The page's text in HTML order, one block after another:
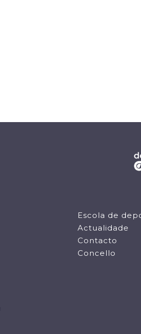
Escola de
Actualidade
Contacto
Concello